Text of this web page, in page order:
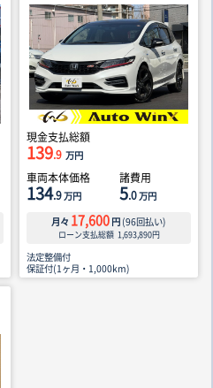
現金支払総額
139.9 万円
車両本体価格
134.9万円
諸費用
5.0万円
月々 17,600 円 (96回払い)
ローン支払総額 1,693,890円
法定整備付
保証付(1ヶ月・1,000km)